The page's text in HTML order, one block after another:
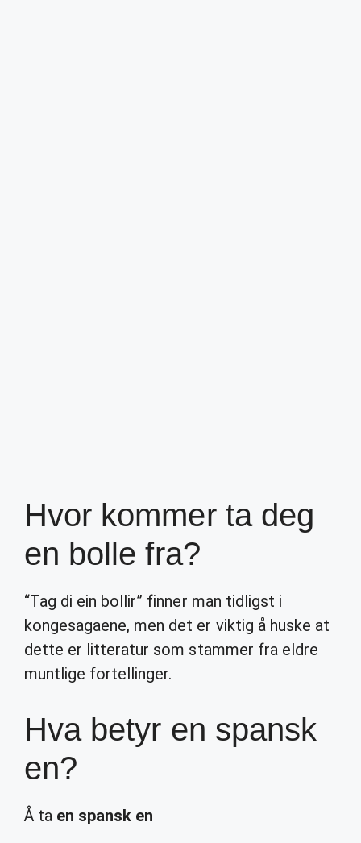
Hvor kommer ta deg
en bolle fra?
“Tag di ein bollir” finner man tidligst i
kongesagaene, men det er viktig å huske at
dette er litteratur som stammer fra eldre
muntlige fortellinger.
Hva betyr en spansk
en?
Å ta en spansk en